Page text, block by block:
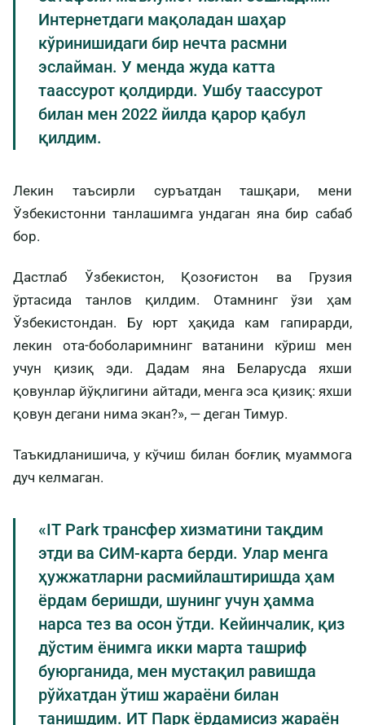
Интернетдаги мақоладан шаҳар
кўринишидаги бир нечта расмни
эслайман. У менда жуда катта
таассурот қолдирди. Ушбу таассурот
билан мен 2022 йилда қарор қабул
қилдим.
Лекин таъсирли суръатдан ташқари, мени
Ўзбекистонни танлашимга ундаган яна бир сабаб
бор.
Дастлаб Ўзбекистон, Қозоғистон ва Грузия
ўртасида танлов қилдим. Отамнинг ўзи ҳам
Ўзбекистондан. Бу юрт ҳақида кам гапирарди,
лекин ота-боболаримнинг ватанини кўриш мен
учун қизиқ эди. Дадам яна Беларусда яхши
қовунлар йўқлигини айтади, менга эса қизиқ: яхши
қовун дегани нима экан?», — деган Тимур.
Таъкидланишича, у кўчиш билан боғлиқ муаммога
дуч келмаган.
«IT Park трансфер хизматини тақдим
этди ва СИМ-карта берди. Улар менга
ҳужжатларни расмийлаштиришда ҳам
ёрдам беришди, шунинг учун ҳамма
нарса тез ва осон ўтди. Кейинчалик, қиз
дўстим ёнимга икки марта ташриф
буюрганида, мен мустақил равишда
рўйхатдан ўтиш жараёни билан
танишдим. ИТ Парк ёрдамисиз жараён